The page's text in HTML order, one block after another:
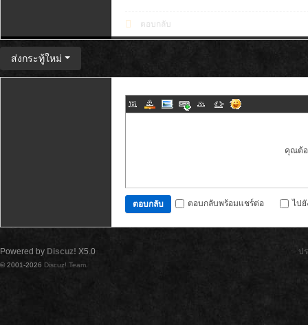
ตอบกลับ
ส่งกระทู้ใหม่
คุณต้อ
ตอบกลับ ตอบกลับพร้อมแชร์ต่อ ไป
ป
Powered by Discuz! X5.0
© 2001-2026 Discuz! Team